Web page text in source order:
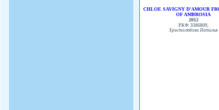
CHLOE SAVIGNY D'AMOUR
OF AMBROSIA
2012
РКФ 3386809,
Христолюбова Наталья